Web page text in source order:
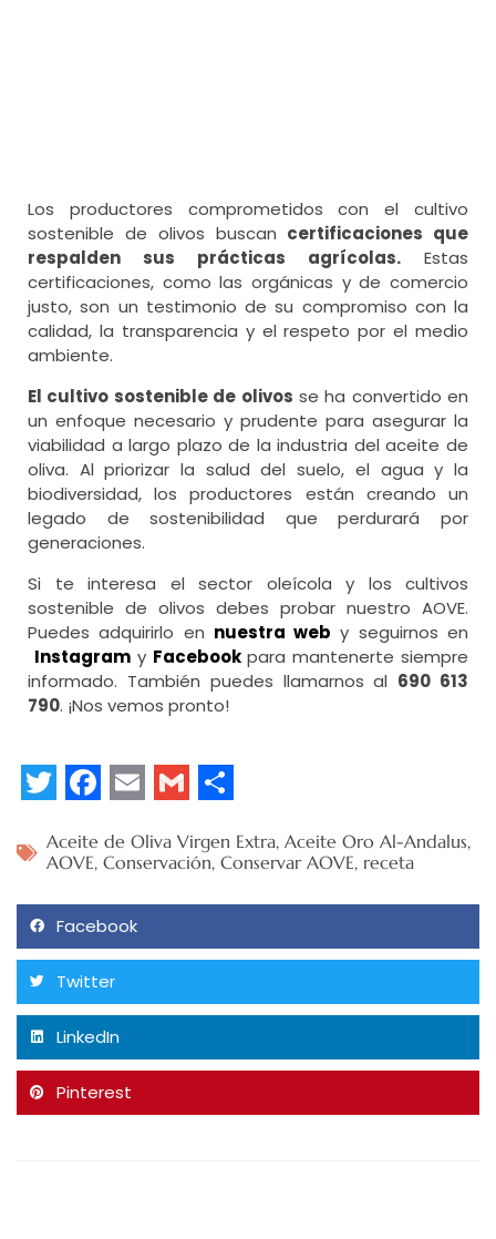
Los productores comprometidos con el cultivo
sostenible de olivos buscan certificaciones que
respalden sus prácticas agrícolas. Estas
certificaciones, como las orgánicas y de comercio
justo, son un testimonio de su compromiso con la
calidad, la transparencia y el respeto por el medio
ambiente.
El cultivo sostenible de olivos se ha convertido en
un enfoque necesario y prudente para asegurar la
viabilidad a largo plazo de la industria del aceite de
oliva. Al priorizar la salud del suelo, el agua y la
biodiversidad, los productores están creando un
legado de sostenibilidad que perdurará por
generaciones.
Si te interesa el sector oleícola y los cultivos
sostenible de olivos debes probar nuestro AOVE.
Puedes adquirirlo en nuestra web y seguirnos en
Instagramy Facebookpara mantenerte siempre
informado. También puedes llamarnos al 690 613
790. ¡Nos vemos pronto!
Twitter
Facebook
Email
GmailShare
Aceite de Oliva Virgen Extra, Aceite Oro Al-Andalus,
AOVE, Conservación, Conservar AOVE, receta
Facebook
Twitter
LinkedIn
Pinterest